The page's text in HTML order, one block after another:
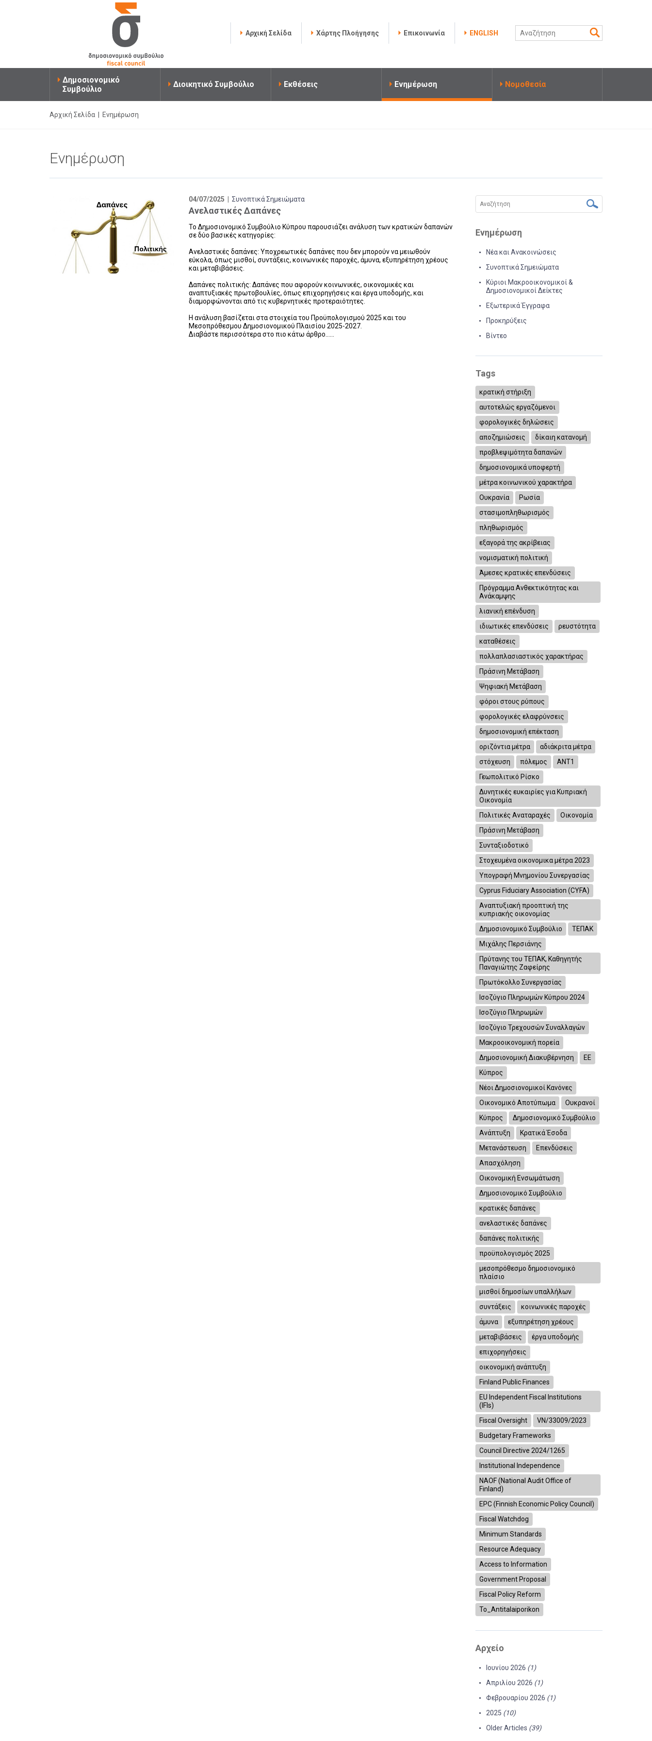
Αρχική Σελίδα Χάρτης Πλοήγησης Επικοινωνία ENGLISH
Δημοσιονομικό
Συμβούλιο
Διοικητικό Συμβούλιο Εκθέσεις Ενημέρωση Νομοθεσία
Αρχική Σελίδα Ενημέρωση
Ενημέρωση
04/07/2025 | Συνοπτικά Σημειώματα
Ανελαστικές Δαπάνες
Το Δημοσιονομικό Συμβούλιο Κύπρου παρουσιάζει ανάλυση των κρατικών δαπανών
σε δύο βασικές κατηγορίες:
Ανελαστικές δαπάνες: Υποχρεωτικές δαπάνες που δεν μπορούν να μειωθούν
εύκολα, όπως μισθοί, συντάξεις, κοινωνικές παροχές, άμυνα, εξυπηρέτηση χρέους
και μεταβιβάσεις.
Δαπάνες πολιτικής: Δαπάνες που αφορούν κοινωνικές, οικονομικές και
αναπτυξιακές πρωτοβουλίες, όπως επιχορηγήσεις και έργα υποδομής, και
διαμορφώνονται από τις κυβερνητικές προτεραιότητες.
Η ανάλυση βασίζεται στα στοιχεία του Προϋπολογισμού 2025 και του
Μεσοπρόθεσμου Δημοσιονομικού Πλαισίου 2025-2027.
Διαβάστε περισσότερα στο πιο κάτω άρθρο......
Ενημέρωση
Νέα και Ανακοινώσεις
Συνοπτικά Σημειώματα
Κύριοι Μακροοικονομικοί &
Δημοσιονομικοί Δείκτες
Εξωτερικά Έγγραφα
Προκηρύξεις
Βίντεο
Tags
κρατική στήριξη
αυτοτελώς εργαζόμενοι
φορολογικές δηλώσεις
αποζημιώσεις
δίκαιη κατανομή
προβλεψιμότητα δαπανών
δημοσιονομικά υποφερτή
μέτρα κοινωνικού χαρακτήρα
Ουκρανία
Ρωσία
στασιμοπληθωρισμός
πληθωρισμός
εξαγορά της ακρίβειας
νομισματική πολιτική
Άμεσες κρατικές επενδύσεις
Πρόγραμμα Ανθεκτικότητας και
Ανάκαμψης
λιανική επένδυση
ιδιωτικές επενδύσεις
ρευστότητα
καταθέσεις
πολλαπλασιαστικός χαρακτήρας
Πράσινη Μετάβαση
Ψηφιακή Μετάβαση
φόροι στους ρύπους
φορολογικές ελαφρύνσεις
δημοσιονομική επέκταση
οριζόντια μέτρα
αδιάκριτα μέτρα
στόχευση
πόλεμος
ΑΝΤ1
Γεωπολιτικό Ρίσκο
Δυνητικές ευκαιρίες για Κυπριακή
Οικονομία
Πολιτικές Αναταραχές
Οικονομία
Πράσινη Μετάβαση
Συνταξιοδοτικό
Στοχευμένα οικονομικα μέτρα 2023
Υπογραφή Μνημονίου Συνεργασίας
Cyprus Fiduciary Association (CYFA)
Αναπτυξιακή προοπτική της
κυπριακής οικονομίας
Δημοσιονομικό Συμβούλιο
ΤΕΠΑΚ
Μιχάλης Περσιάνης
Πρύτανης του ΤΕΠΑΚ, Καθηγητής
Παναγιώτης Ζαφείρης
Πρωτόκολλο Συνεργασίας
Ισοζύγιο Πληρωμών Κύπρου 2024
Ισοζύγιο Πληρωμών
Ισοζύγιο Τρεχουσών Συναλλαγών
Μακροοικονομική πορεία
Δημοσιονομική Διακυβέρνηση
ΕΕ
Κύπρος
Νέοι Δημοσιονομικοί Κανόνες
Οικονομικό Αποτύπωμα
Ουκρανοί
Κύπρος
Δημοσιονομικό Συμβούλιο
Ανάπτυξη
Κρατικά Έσοδα
Μετανάστευση
Επενδύσεις
Απασχόληση
Οικονομική Ενσωμάτωση
Δημοσιονομικό Συμβούλιο
κρατικές δαπάνες
ανελαστικές δαπάνες
δαπάνες πολιτικής
προϋπολογισμός 2025
μεσοπρόθεσμο δημοσιονομικό
πλαίσιο
μισθοί δημοσίων υπαλλήλων
συντάξεις
κοινωνικές παροχές
άμυνα
εξυπηρέτηση χρέους
μεταβιβάσεις
έργα υποδομής
επιχορηγήσεις
οικονομική ανάπτυξη
Finland Public Finances
EU Independent Fiscal Institutions
(IFIs)
Fiscal Oversight
VN/33009/2023
Budgetary Frameworks
Council Directive 2024/1265
Institutional Independence
NAOF (National Audit Office of
Finland)
EPC (Finnish Economic Policy Council)
Fiscal Watchdog
Minimum Standards
Resource Adequacy
Access to Information
Government Proposal
Fiscal Policy Reform
To_Antitalaiporikon
Αρχείο
Ιουνίου 2026 (1)
Απριλίου 2026 (1)
Φεβρουαρίου 2026 (1)
2025 (10)
Older Articles (39)